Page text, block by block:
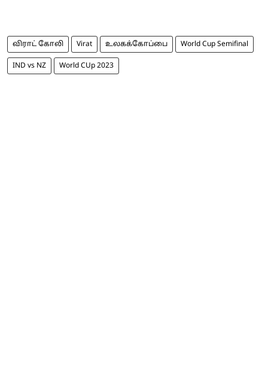
விராட் கோலி Virat உலகக்கோப்பை World Cup Semifinal
IND vs NZ World CUp 2023